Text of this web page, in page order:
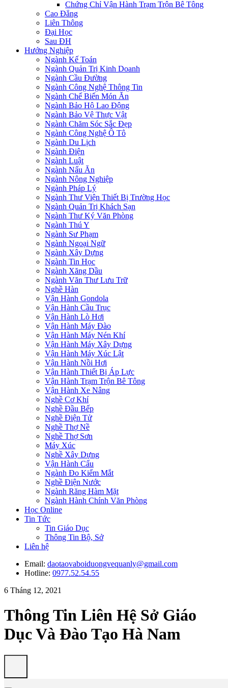
Chứng Chỉ Vận Hành Trạm Trộn Bê Tông
Cao Đẳng
Liên Thông
Đại Học
Sau ĐH
Hướng Nghiệp
Ngành Kế Toán
Ngành Quản Trị Kinh Doanh
Ngành Cầu Đường
Ngành Công Nghệ Thông Tin
Ngành Chế Biến Món Ăn
Ngành Bảo Hộ Lao Động
Ngành Bảo Vệ Thực Vật
Ngành Chăm Sóc Sắc Đẹp
Ngành Công Nghệ Ô Tô
Ngành Du Lịch
Ngành Điện
Ngành Luật
Ngành Nấu Ăn
Ngành Nông Nghiệp
Ngành Pháp Lý
Ngành Thư Viện Thiết Bị Trường Học
Ngành Quản Trị Khách Sạn
Ngành Thư Ký Văn Phòng
Ngành Thú Y
Ngành Sư Phạm
Ngành Ngoại Ngữ
Ngành Xây Dựng
Ngành Tin Học
Ngành Xăng Dầu
Ngành Văn Thư Lưu Trữ
Nghề Hàn
Vận Hành Gondola
Vận Hành Cầu Trục
Vận Hành Lò Hơi
Vận Hành Máy Đào
Vận Hành Máy Nén Khí
Vận Hành Máy Xây Dựng
Vận Hành Máy Xúc Lật
Vận Hành Nồi Hơi
Vận Hành Thiết Bị Áp Lực
Vận Hành Trạm Trộn Bê Tông
Vận Hành Xe Nâng
Nghề Cơ Khí
Nghề Đầu Bếp
Nghề Điện Tử
Nghề Thợ Nề
Nghề Thợ Sơn
Máy Xúc
Nghề Xây Dựng
Vận Hành Cẩu
Ngành Đo Kiểm Mắt
Nghề Điện Nước
Ngành Răng Hàm Mặt
Ngành Hành Chính Văn Phòng
Học Online
Tin Tức
Tin Giáo Dục
Thông Tin Bộ, Sở
Liên hệ
Email: daotaovaboiduongvequanly@gmail.com
Hotline: 0977.52.54.55
6 Tháng 12, 2021
Thông Tin Liên Hệ Sở Giáo
Dục Và Đào Tạo Hà Nam